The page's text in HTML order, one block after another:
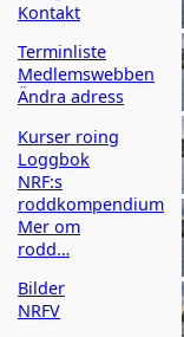
Kontakt
Terminliste
Medlemswebben
Ändra adress
Kurser roing
Loggbok
NRF:s
roddkompendium
Mer om
rodd…
Bilder
NRFV